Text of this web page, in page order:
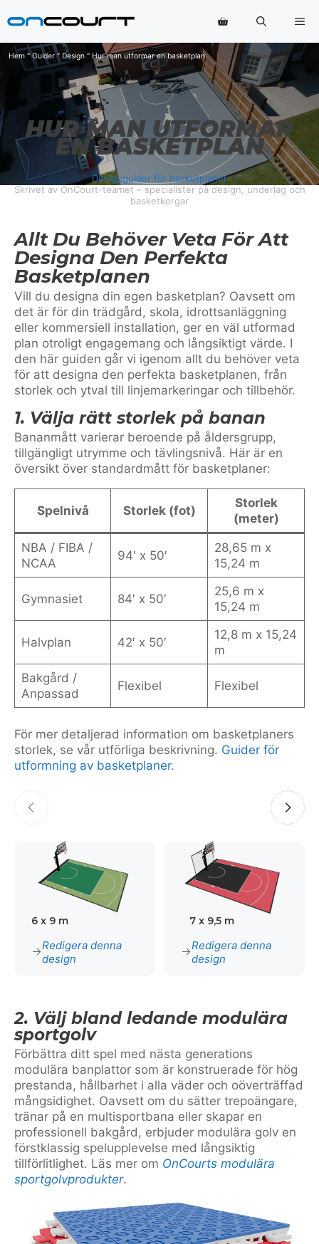
till
Hem"Guider"Design " Hur man utformar en basketplan
HUR MAN UTFORMAR
EN BASKETPLAN
Designguider för basketplaner
Skrivet av OnCourt-teamet – specialister på design, underlag och
basketkorgar
Allt Du Behöver Veta För Att
Designa Den Perfekta
Basketplanen
Vill du designa din egen basketplan? Oavsett om
det är för din trädgård, skola, idrottsanläggning
eller kommersiell installation, ger en väl utformad
plan otroligt engagemang och långsiktigt värde. I
den här guiden går vi igenom allt du behöver veta
för att designa den perfekta basketplanen, från
storlek och ytval till linjemarkeringar och tillbehör.
1. Välja rätt storlek på banan
Bananmått varierar beroende på åldersgrupp,
tillgängligt utrymme och tävlingsnivå. Här är en
översikt över standardmått för basketplaner:
Spelnivå Storlek (fot)
Storlek
(meter)
NBA / FIBA /
NCAA
94′ x 50′
28,65 m x
15,24 m
Gymnasiet 84′ x 50′
25,6 m x
15,24 m
Halvplan 42′ x 50′
12,8 m x 15,24
m
Bakgård /
Anpassad
Flexibel Flexibel
För mer detaljerad information om basketplaners
storlek, se vår utförliga beskrivning. Guider för
utformning av basketplaner.
6 x 9 m
Redigera denna
design
7 x 9,5 m
Redigera denna
design
2. Välj bland ledande modulära
sportgolv
Förbättra ditt spel med nästa generations
modulära banplattor som är konstruerade för hög
prestanda, hållbarhet i alla väder och oöverträffad
mångsidighet. Oavsett om du sätter trepoängare,
tränar på en multisportbana eller skapar en
professionell bakgård, erbjuder modulära golv en
förstklassig spelupplevelse med långsiktig
tillförlitlighet. Läs mer om OnCourts modulära
sportgolvprodukter.